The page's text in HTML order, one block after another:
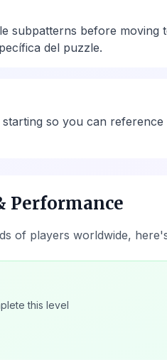
subpatterns before
del puzzle.
so you can
Performance
of players worldwide,
this level